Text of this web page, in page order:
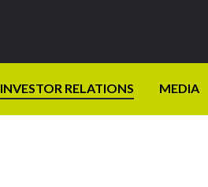
INVESTOR RELATIONS MEDIA